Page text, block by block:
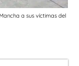
a sus víctimas del